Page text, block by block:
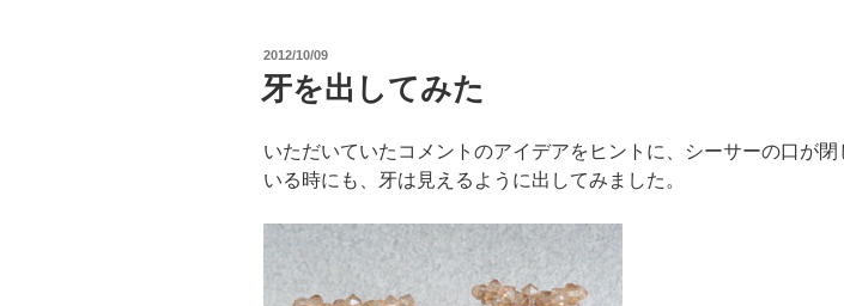
投
稿
日:
2012/10/09
牙を出してみた
いただいていたコメントのアイデアをヒントに、シーサーの口が閉
いる時にも、牙は見えるように出してみました。